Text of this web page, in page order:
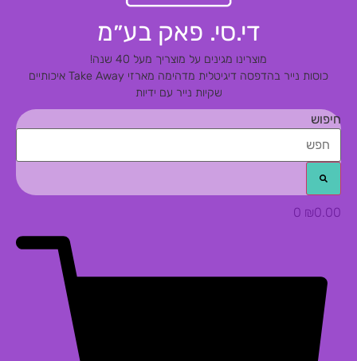
די.סי. פאק בע״מ
מוצרינו מגינים על מוצריך מעל 40 שנה!
כוסות נייר בהדפסה דיגיטלית מדהימהמארזי Take Away איכותיים
שקיות נייר עם ידיות
חיפוש
₪0.00
0